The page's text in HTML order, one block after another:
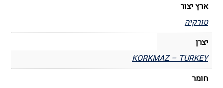
ארץ יצור
טורקיה
יצרן
KORKMAZ – TURKEY
חומר